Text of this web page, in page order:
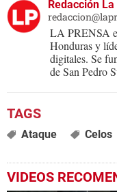
Redacción
LA PRENSA
Honduras y
digitales. Se
de San Pedro
Ataque Celos
VIDEOS